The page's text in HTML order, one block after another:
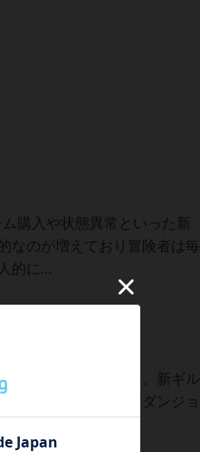
購入や状態異常といった新
なのが増えており冒険者は毎
的に...
今回は新ダンジョン、新ギル
となっている特に新ダンジョ
なって...